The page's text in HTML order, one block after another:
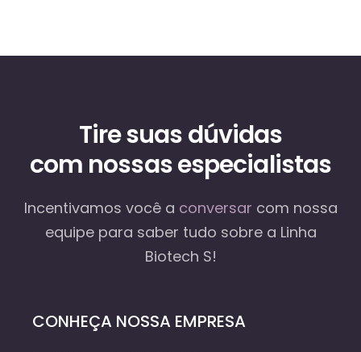
Tire suas dúvidas
com nossas especialistas
Incentivamos você a conversar com nossa
equipepara saber tudo sobre a Linha
Biotech S!
CONHEÇA NOSSA EMPRESA